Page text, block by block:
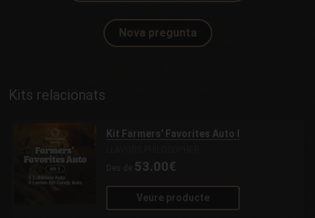
Nova pregunta
Kits relacionats
Kit Farmers' Favorites Auto I
Des de 53.00€
Veure producte